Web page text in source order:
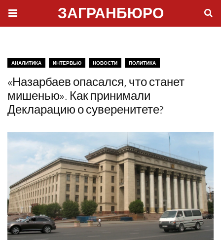
ЗАГРАНБЮРО
АНАЛИТИКА ИНТЕРВЬЮ НОВОСТИ ПОЛИТИКА
«Назарбаев опасался, что станет
мишенью». Как принимали
Декларацию о суверенитете?